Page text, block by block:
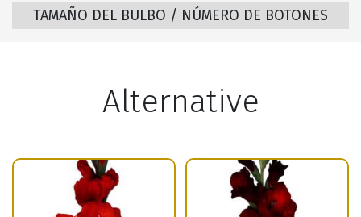
TAMAÑO DEL BULBO / NÚMERO DE BOTONES
Alternative